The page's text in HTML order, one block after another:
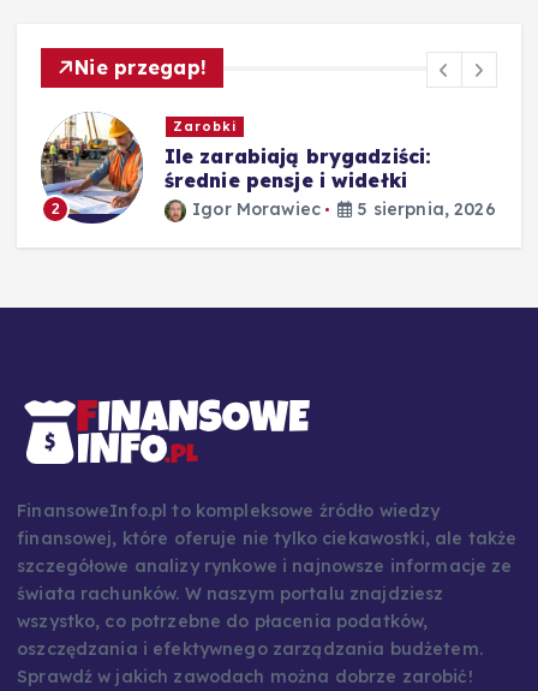
Nie przegap!
2
Zarobki
Ile zarabiają brygadziści:
średnie pensje i widełki
Igor Morawiec 5 sierpnia, 2026
FinansoweInfo.pl to kompleksowe źródło wiedzy
finansowej, które oferuje nie tylko ciekawostki, ale także
szczegółowe analizy rynkowe i najnowsze informacje ze
świata rachunków. W naszym portalu znajdziesz
wszystko, co potrzebne do płacenia podatków,
oszczędzania i efektywnego zarządzania budżetem.
Sprawdź w jakich zawodach można dobrze zarobić!